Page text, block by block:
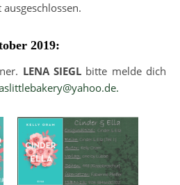
2019:
LENA SIEGLbitte melde dich